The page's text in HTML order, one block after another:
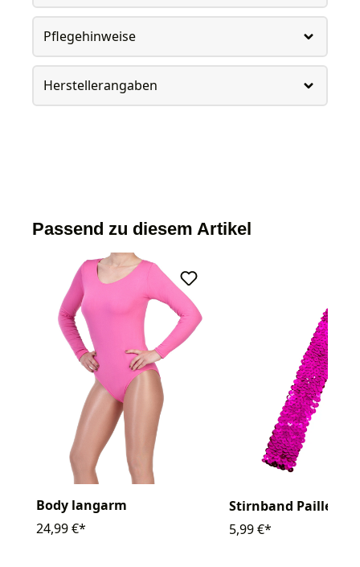
Pflegehinweise
Herstellerangaben
Passend zu diesem Artikel
Body langarm
24,99 €*
Stirnband Pailletten
5,99 €*